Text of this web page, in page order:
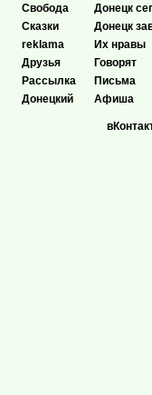
Свобода
Сказки
reklama
Друзья
Рассылка
Донецкий
Донецк
Донецк
Их нравы
Говорят
Письма
Афиша